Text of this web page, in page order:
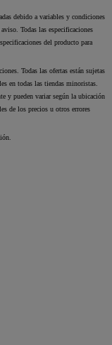
debido a variables y condiciones
Todas las especificaciones
del producto para
Todas las ofertas están sujetas
en todas las tiendas minoristas.
y pueden variar según la ubicación
de los precios u otros errores